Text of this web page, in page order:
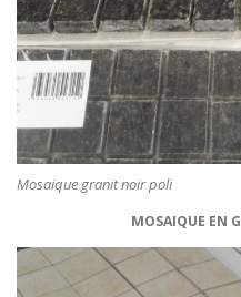
Mosaique granit noir poli
MOSAIQUE EN